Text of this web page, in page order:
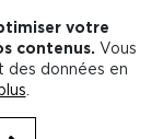
votre
contenus. Vous
données en